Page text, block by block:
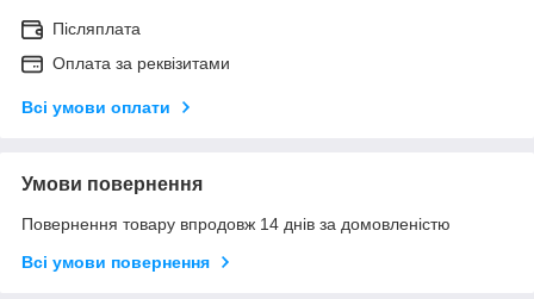
Післяплата
Оплата за реквізитами
Всі умови оплати
Умови повернення
Повернення товару впродовж 14 днів за домовленістю
Всі умови повернення